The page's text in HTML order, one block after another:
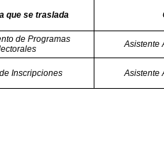
que se traslada
de Programas
Asistente
Inscripciones Asistente